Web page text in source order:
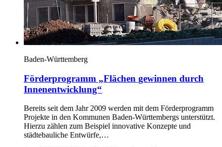
Baden-Württemberg
Förderprogramm „Flächen gewinnen durch
Innenentwicklung“
Bereits seit dem Jahr 2009 werden mit dem Förderprogramm
Projekte in den Kommunen Baden-Württembergs unterstützt.
Hierzu zählen zum Beispiel innovative Konzepte und
städtebauliche Entwürfe,…